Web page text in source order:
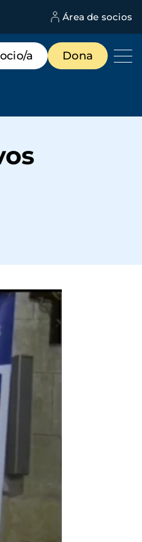
Área de socios
a Dona